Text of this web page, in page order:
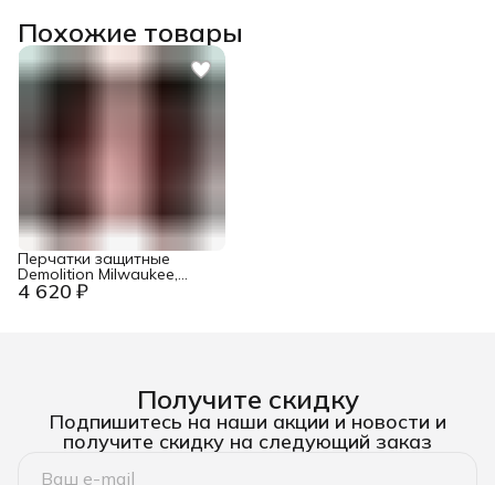
Похожие товары
4 620 ₽
Перчатки защитные
Demolition Milwaukee,
размер 7/S
Получите скидку
Подпишитесь на наши акции и новости и
получите скидку на следующий заказ